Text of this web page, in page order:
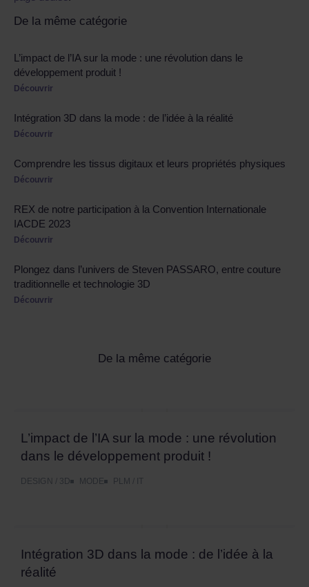
De la même catégorie
L’impact de l’IA sur la mode : une révolution dans le
développement produit !
Découvrir
Intégration 3D dans la mode : de l’idée à la réalité
Découvrir
Comprendre les tissus digitaux et leurs propriétés physiques
Découvrir
REX de notre participation à la Convention Internationale
IACDE 2023
Découvrir
Plongez dans l’univers de Steven PASSARO, entre couture
traditionnelle et technologie 3D
Découvrir
De la même catégorie
L’impact de l’IA sur la mode : une révolution
dans le développement produit !
DESIGN / 3D MODE PLM / IT
Intégration 3D dans la mode : de l’idée à la
réalité